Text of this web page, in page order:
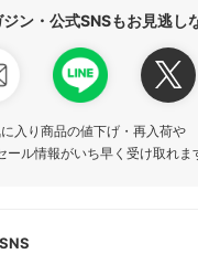
ン・公式SNSもお見逃し
入り商品の値下げ・再入荷や
ール情報がいち早く受け取れま